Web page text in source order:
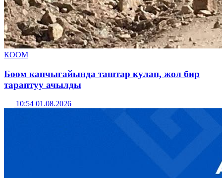
КООМ
Боом капчыгайында таштар кулап, жол бир
тараптуу ачылды
10:54 01.08.2026